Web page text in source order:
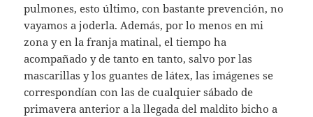
pulmones, esto último, con bastante prevención, no
vayamos a joderla. Además, por lo menos en mi
zona y en la franja matinal, el tiempo ha
acompañado y de tanto en tanto, salvo por las
mascarillas y los guantes de látex, las imágenes se
correspondían con las de cualquier sábado de
primavera anterior a la llegada del maldito bicho a